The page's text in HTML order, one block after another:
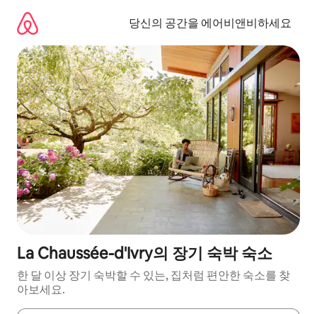
당신의 공간을 에어비앤비하세요
La Chaussée-d'Ivry의 장기 숙박 숙소
한 달 이상 장기 숙박할 수 있는, 집처럼 편안한 숙소를 찾
아보세요.